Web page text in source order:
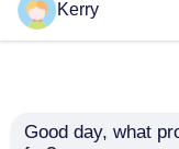
75mm 80mm
Kerry
Good day, what